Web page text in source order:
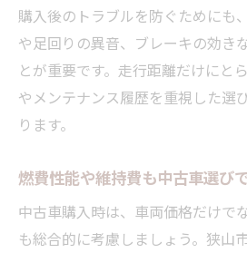
購入後のトラブルを防ぐためにも
や足回りの異音、ブレーキの効き
とが重要です。走行距離だけにと
やメンテナンス履歴を重視した選
ります。
燃費性能や維持費も中古車選び
中古車購入時は、車両価格だけで
も総合的に考慮しましょう。狭山